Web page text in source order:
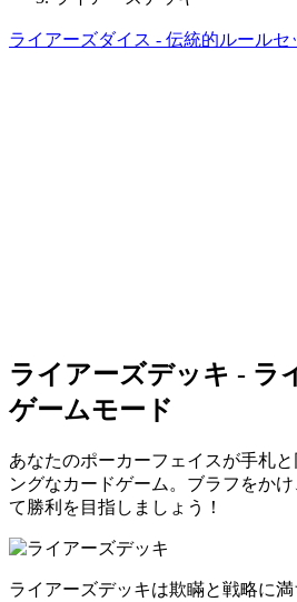
ライアーズダイス - 伝統的ルールセ
ライアーズデッキ - ラ
ゲームモード
あなたのポーカーフェイスが手札
ングなカードゲーム。ブラフをか
て勝利を目指しましょう！
ライアーズデッキは欺瞞と戦略に